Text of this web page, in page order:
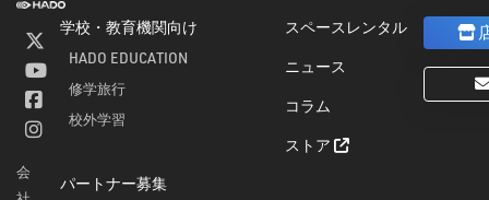
会
学校・教育機関向け
HADO EDUCATION
修学旅行
校外学習
パートナー募集
スペースレンタル
ニュース
コラム
ストア